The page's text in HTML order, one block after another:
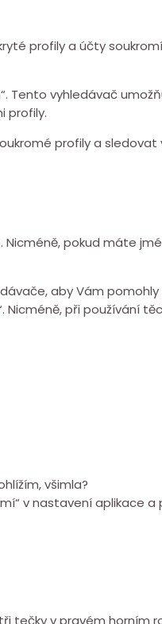
profily a účty
Tento vyhledávač
profily.
profily a
pokud máte
aby Vám pomohly
Nicméně, při používání
všimla?
v nastavení aplikace
tečky v pravém horním